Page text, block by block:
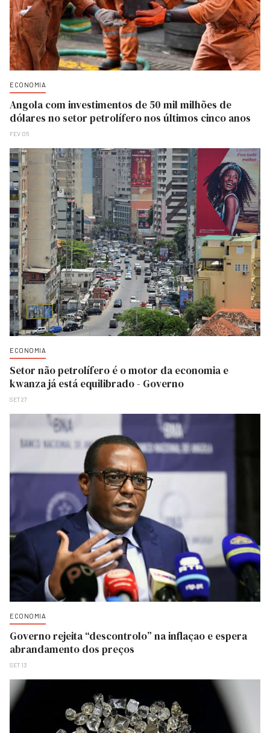
ECONOMIA
Angola com investimentos de 50 mil milhões de
dólares no setor petrolífero nos últimos cinco anos
FEV 05
ECONOMIA
Setor não petrolífero é o motor da economia e
kwanza já está equilibrado - Governo
SET 27
ECONOMIA
Governo rejeita “descontrolo” na inflaçao e espera
abrandamento dos preços
SET 13